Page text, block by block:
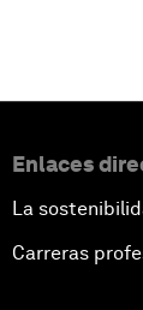
Enlaces
La
Carreras